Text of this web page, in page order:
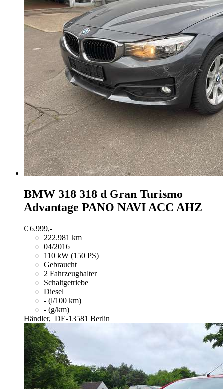
BMW 318 318 d Gran Turismo
Advantage PANO NAVI ACC AHZ
€ 6.999,-
222.981 km
04/2016
110 kW (150 PS)
Gebraucht
2 Fahrzeughalter
Schaltgetriebe
Diesel
- (l/100 km)
- (g/km)
Händler, DE-13581 Berlin